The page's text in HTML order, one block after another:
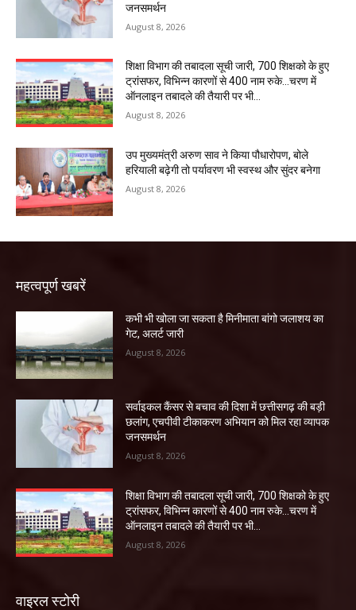
जनसमर्थन
August 8, 2026
शिक्षा विभाग की तबादला सूची जारी, 700 शिक्षको के हुए
ट्रांसफर, विभिन्न कारणों से 400 नाम रुके…चरण में
ऑनलाइन तबादले की तैयारी पर भी...
August 8, 2026
उप मुख्यमंत्री अरुण साव ने किया पौधारोपण, बोले
हरियाली बढ़ेगी तो पर्यावरण भी स्वस्थ और सुंदर बनेगा
August 8, 2026
महत्वपूर्ण खबरें
कभी भी खोला जा सकता है मिनीमाता बांगो जलाशय का
गेट, अलर्ट जारी
August 8, 2026
सर्वाइकल कैंसर से बचाव की दिशा में छत्तीसगढ़ की बड़ी
छलांग, एचपीवी टीकाकरण अभियान को मिल रहा व्यापक
जनसमर्थन
August 8, 2026
शिक्षा विभाग की तबादला सूची जारी, 700 शिक्षको के हुए
ट्रांसफर, विभिन्न कारणों से 400 नाम रुके…चरण में
ऑनलाइन तबादले की तैयारी पर भी...
August 8, 2026
वाइरल स्टोरी